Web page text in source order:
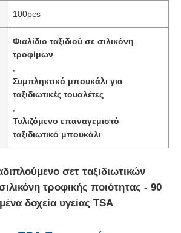
100pcs
Φιαλίδιο ταξιδιού σε σιλικόνη
τροφίμων
Συμπληκτικό μπουκάλι για
ταξιδιωτικές τουαλέτες
Τυλιζόμενο επαναγεμιστό
ταξιδιωτικό μπουκάλι
σετ ταξιδιωτικών
τροφικής ποιότητας - 90
δοχεία υγείας TSA